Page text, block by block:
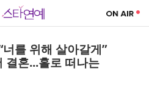
를 위해 살아갈게”
결혼...홀로 떠나는